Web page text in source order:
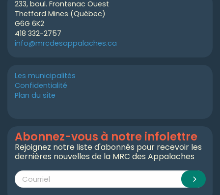
233, boul. Frontenac Ouest
Thetford Mines (Québec)
G6G 6K2
418 332-2757
info@mrcdesappalaches.ca
Les municipalités
Confidentialité
Plan du site
Abonnez-vous à notre infolettre
Rejoignez notre liste d'abonnés pour recevoir les
dernières nouvelles de la MRC des Appalaches